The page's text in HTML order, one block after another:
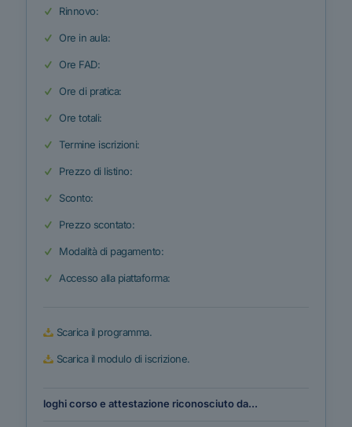
Rinnovo:
Ore in aula:
Ore FAD:
Ore di pratica:
Ore totali:
Termine iscrizioni:
Prezzo di listino:
Sconto:
Prezzo scontato:
Modalità di pagamento:
Accesso alla piattaforma:
Scarica il programma.
Scarica il modulo di iscrizione.
loghi corso e attestazione riconosciuto da...